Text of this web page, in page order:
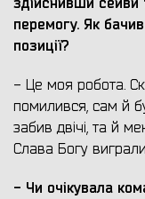
перемогу. Як бачив
позиції?
- Це моя робота.
помилився, сам й
забив двічі, та й
Слава Богу
- Чи очікувала